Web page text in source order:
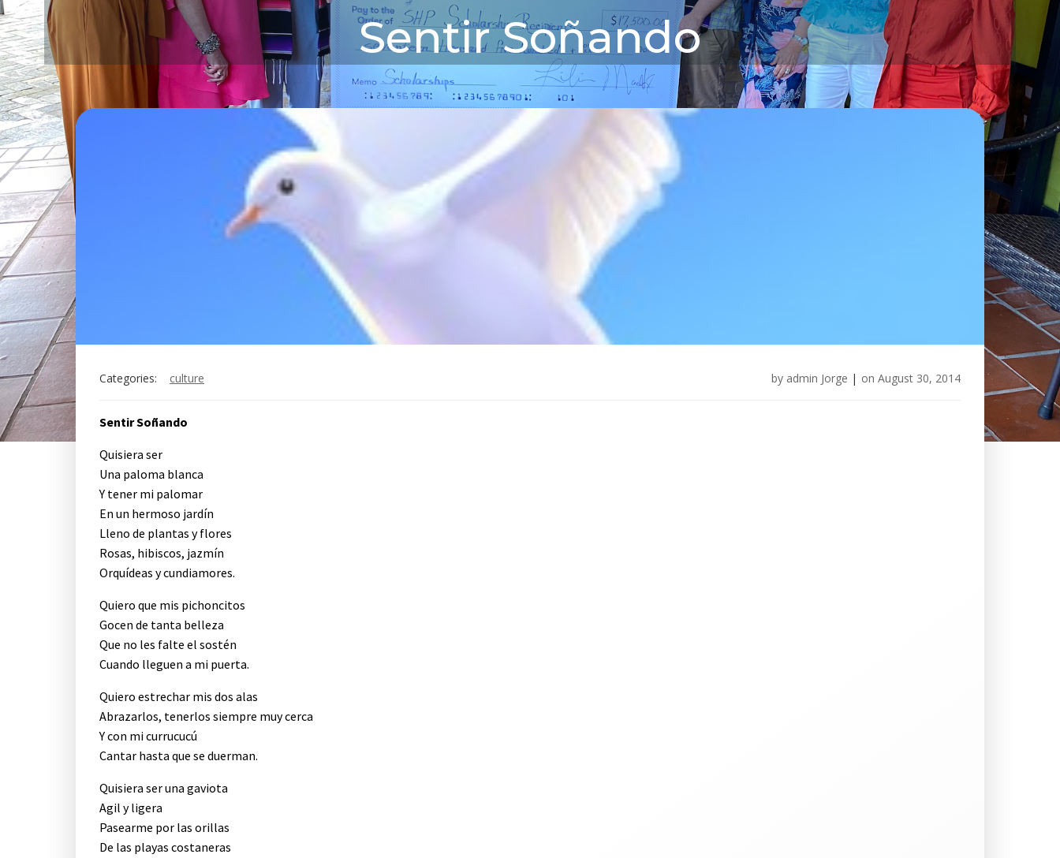
Sentir Soñando
Categories: culture by admin Jorge | on August 30, 2014
Sentir Soñando
Quisiera ser
Una paloma blanca
Y tener mi palomar
En un hermoso jardín
Lleno de plantas y flores
Rosas, hibiscos, jazmín
Orquídeas y cundiamores.
Quiero que mis pichoncitos
Gocen de tanta belleza
Que no les falte el sostén
Cuando lleguen a mi puerta.
Quiero estrechar mis dos alas
Abrazarlos, tenerlos siempre muy cerca
Y con mi currucucú
Cantar hasta que se duerman.
Quisiera ser una gaviota
Agil y ligera
Pasearme por las orillas
De las playas costaneras